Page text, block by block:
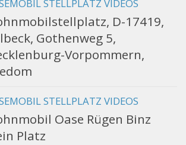
STELLPLATZ VIDEOS
D-17419,
Gothenweg 5,
Vorpommern,
STELLPLATZ VIDEOS
Oase Rügen Binz
Platz